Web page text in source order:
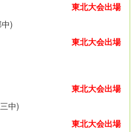
東北大会出場
)
東北大会出場
東北大会出場
中)
東北大会出場